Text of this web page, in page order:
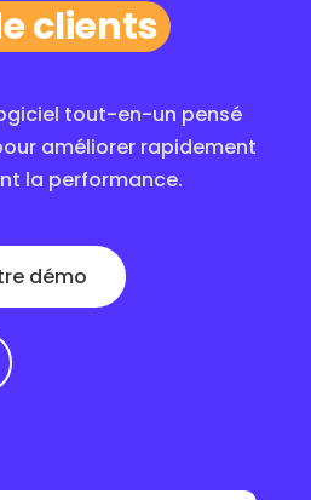
clients
tout-en-un pensé
améliorer rapidement
la performance.
démo